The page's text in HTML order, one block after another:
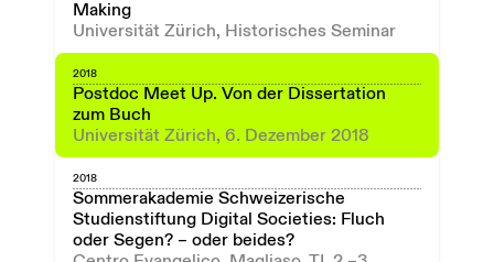
Making
Universität Zürich, Historisches Seminar
2018
Postdoc Meet Up. Von der Dissertation
zum Buch
Universität Zürich, 6. Dezember 2018
2018
Sommerakademie Schweizerische
Studienstiftung Digital Societies: Fluch
oder Segen? – oder beides?